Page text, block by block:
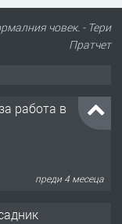
човек. - Тери
Пратчет
работа в
преди 4 месеца